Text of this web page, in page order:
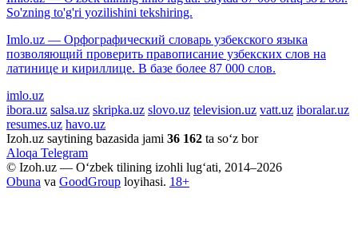
So'zning to'g'ri yozilishini tekshiring.
Imlo.uz — Орфографический словарь узбекского языка
позволяющий проверить правописание узбекских слов на
латинице и кириллице. В базе более 87 000 слов.
imlo.uz
ibora.uz salsa.uz skripka.uz slovo.uz television.uz vatt.uz iboralar.uz
resumes.uz havo.uz
Izoh.uz saytining bazasida jami 36 162 ta so‘z bor
Aloqa Telegram
© Izoh.uz — O‘zbek tilining izohli lug‘ati, 2014–2026
Obuna va GoodGroup loyihasi. 18+